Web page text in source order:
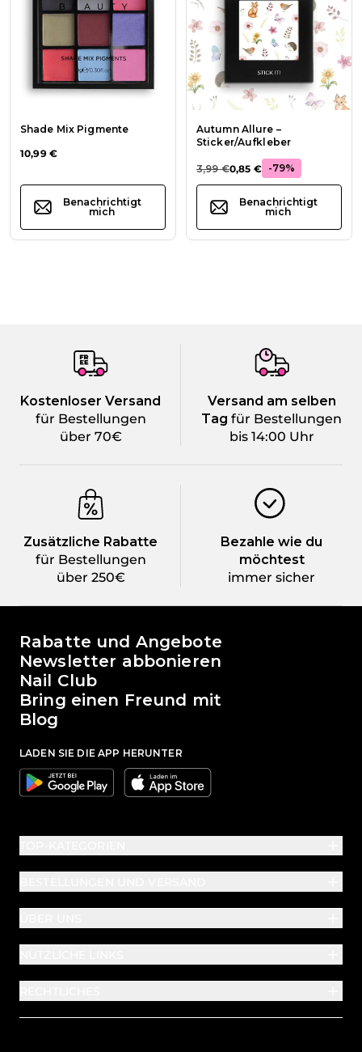
Shade Mix Pigmente
10,99 €
Benachrichtigt
mich
Autumn Allure –
Sticker/Aufkleber
3,99 €0,85 € -79%
Benachrichtigt
mich
Kostenloser Versand
für Bestellungen
über 70€
Versand am selben
Tag für Bestellungen
bis 14:00 Uhr
Zusätzliche Rabatte
für Bestellungen
über 250€
Bezahle wie du
möchtest
immer sicher
Die Welt von Passione Beauty
Rabatte und Angebote
Newsletter abbonieren
Nail Club
Bring einen Freund mit
Blog
LADEN SIE DIE APP HERUNTER
Google Apple